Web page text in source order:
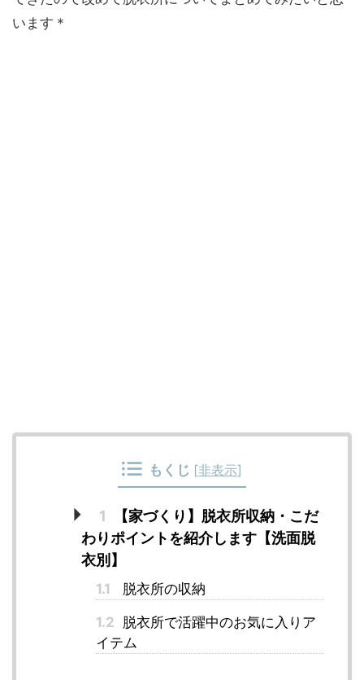
います＊
もくじ [非表示]
1
【家づくり】脱衣所収納・こだ
わりポイントを紹介します【洗面脱
衣別】
1.1 脱衣所の収納
1.2 脱衣所で活躍中のお気に入りア
イテム